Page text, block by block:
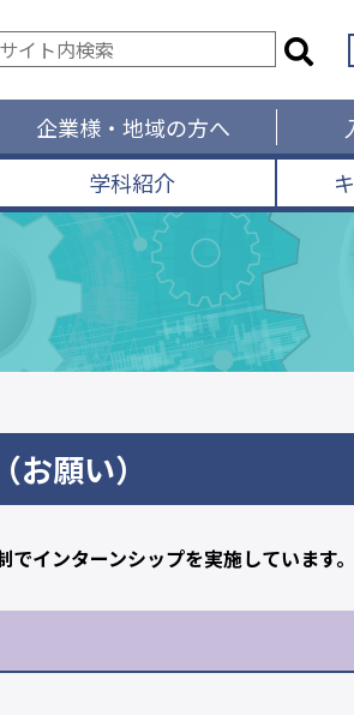
企業様・地域の方へ
学科紹介
願い）
インターンシップを実施しています。